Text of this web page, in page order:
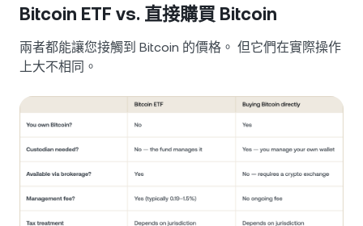
Bitcoin ETF vs. 直接購買 Bitcoin
兩者都能讓您接觸到 Bitcoin 的價格。 但它們在實際操作
上大不相同。